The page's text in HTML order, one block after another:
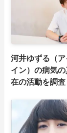
河井ゆずる（
イン）の病気
在の活動を調査